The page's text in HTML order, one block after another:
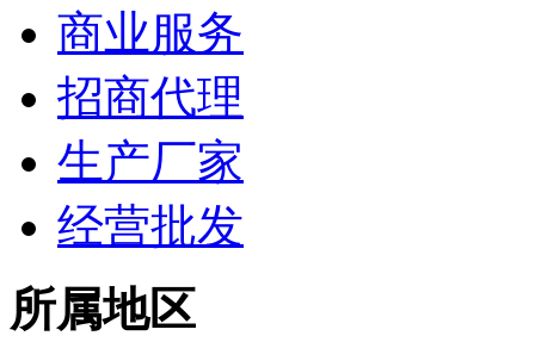
商业服务
招商代理
生产厂家
经营批发
所属地区